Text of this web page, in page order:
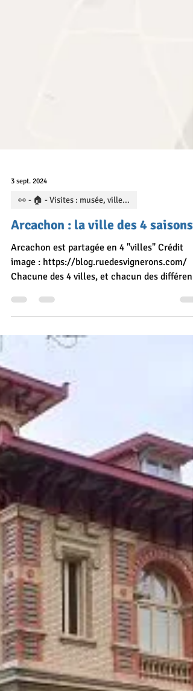
3 sept. 2024
👀 - 🏠 - Visites : musée, ville...
Arcachon : la ville des 4 saisons
Arcachon est partagée en 4 "villes" Crédit
Chacune des 4 villes, et chacun des
quartiers de renom de la ville ont leur
inspirer des différents posts pour planifier
l'eau entre les jetées "Eyrac" et de la
"Chapelle" (ce quartier a vu le jour lors de
l’ouverture du premier établissement de
de mer pour clients fo